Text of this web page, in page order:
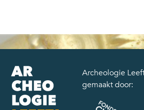
Archeologie
gemaakt door: